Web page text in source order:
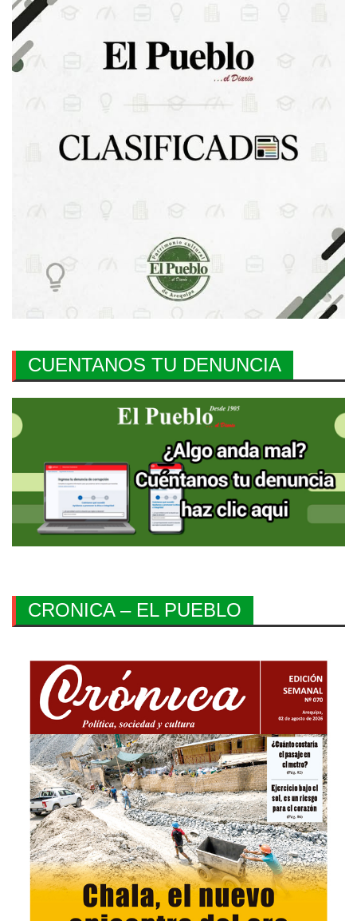
CUENTANOS TU DENUNCIA
CRONICA – EL PUEBLO